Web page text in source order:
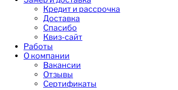
Кредит и рассрочка
Доставка
Спасибо
Квиз-сайт
Работы
О компании
Вакансии
Отзывы
Сертификаты